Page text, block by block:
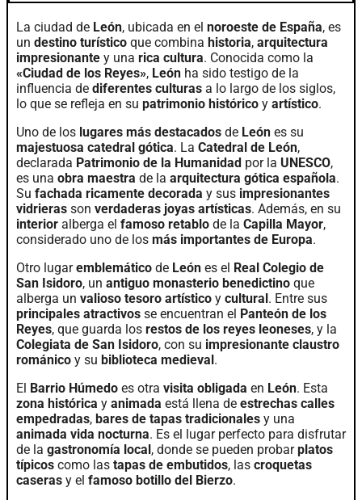
La ciudad de León, ubicada en el noroeste de España, es
un destino turístico que combina historia, arquitectura
impresionante y una rica cultura. Conocida como la
«Ciudad de los Reyes», León ha sido testigo de la
influencia de diferentes culturas a lo largo de los siglos,
lo que se refleja en su patrimonio histórico y artístico.
Uno de los lugares más destacados de León es su
majestuosa catedral gótica. La Catedral de León,
declarada Patrimonio de la Humanidad por la UNESCO,
es una obra maestra de la arquitectura gótica española.
Su fachada ricamente decorada y sus impresionantes
vidrieras son verdaderas joyas artísticas. Además, en su
interior alberga el famoso retablo de la Capilla Mayor,
considerado uno de los más importantes de Europa.
Otro lugaremblemático de León es el Real Colegio de
San Isidoro, un antiguo monasterio benedictino que
alberga un valioso tesoro artístico y cultural . Entre sus
principales atractivos se encuentran el Panteón de los
Reyes, que guarda los restos de los reyes leoneses, y la
Colegiata de San Isidoro, con su impresionante claustro
románico y su biblioteca medieval .
El Barrio Húmedo es otra visita obligada en León. Esta
zona histórica y animada está llena de estrechas calles
empedradas, bares de tapas tradicionales y una
animada vida nocturna. Es el lugar perfecto para disfrutar
de la gastronomía local , donde se pueden probarplatos
típicos como las tapas de embutidos, las croquetas
caseras y el famoso botillo del Bierzo.